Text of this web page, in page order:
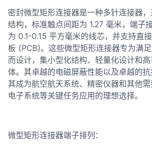
密封微型矩形连接器是一种多针连接器
结构，标准触点间距为 1.27 毫米，端子
为 0.1-0.15 平方毫米的线芯，并支持直
板 (PCB)。这些微型矩形连接器专为满
而设计，集小型化结构、轻量化设计和
体。其卓越的电磁屏蔽性能以及卓越的
其成为航空航天系统、精密仪器和其他
电子系统等关键任务应用的理想选择。
微型矩形连接器端子排列：